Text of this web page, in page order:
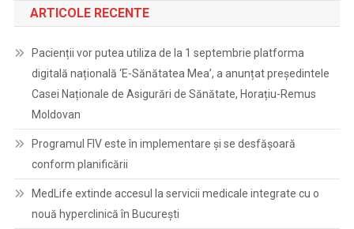
ARTICOLE RECENTE
Pacienții vor putea utiliza de la 1 septembrie platforma
digitală națională ‘E-Sănătatea Mea’, a anunțat președintele
Casei Naționale de Asigurări de Sănătate, Horațiu-Remus
Moldovan
Programul FIV este în implementare și se desfășoară
conform planificării
MedLife extinde accesul la servicii medicale integrate cu o
nouă hyperclinică în București